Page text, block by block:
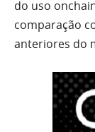
do uso
comparação
anteriores do